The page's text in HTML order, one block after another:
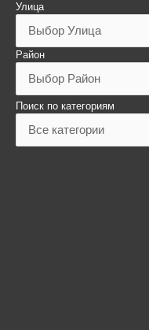
Улица
Район
Поиск по категориям